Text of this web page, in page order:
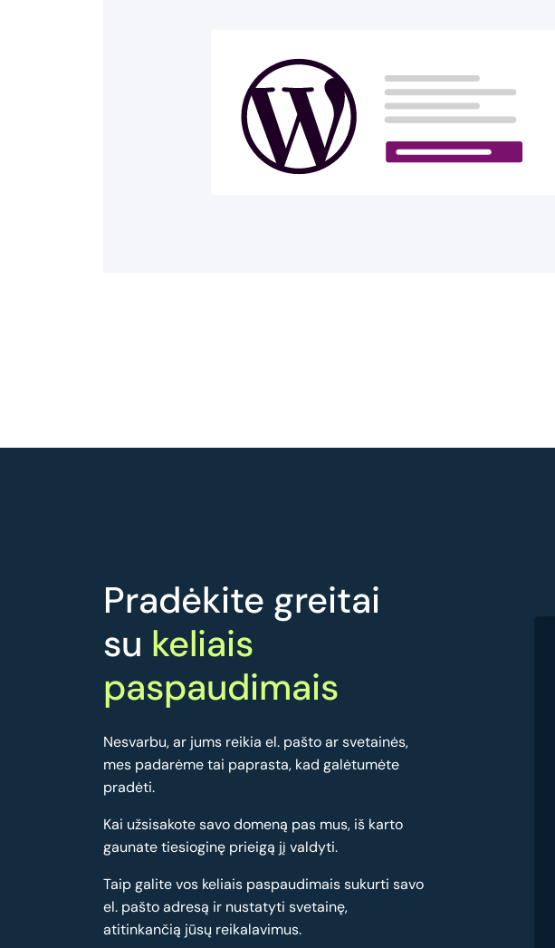
Pradėkite greitai
su keliais
paspaudimais
Nesvarbu, ar jums reikia el. pašto ar svetainės,
mes padarėme tai paprasta, kad galėtumėte
pradėti.
Kai užsisakote savo domeną pas mus, iš karto
gaunate tiesioginę prieigą jį valdyti.
Taip galite vos keliais paspaudimais sukurti savo
el. pašto adresą ir nustatyti svetainę,
atitinkančią jūsų reikalavimus.